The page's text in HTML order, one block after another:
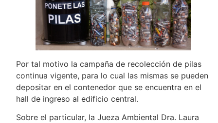
Por tal motivo la campaña de recolección de pilas
continua vigente, para lo cual las mismas se pueden
depositar en el contenedor que se encuentra en el
hall de ingreso al edificio central.
Sobre el particular, la Jueza Ambiental Dra. Laura